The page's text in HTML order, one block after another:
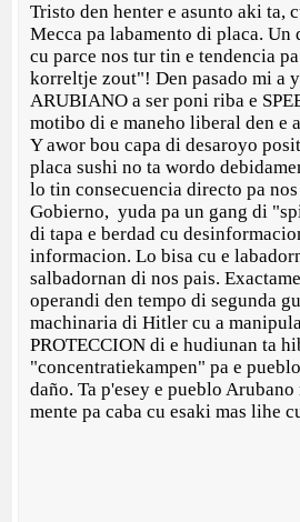
Tristo den henter e asunto aki ta,
Mecca pa labamento di placa. Un
cu parce nos tur tin e tendencia
korreltje zout"! Den pasado mi a
ARUBIANO a ser poni riba e
motibo di e maneho liberal den e
Y awor bou capa di desaroyo
placa sushi no ta wordo
lo tin consecuencia directo pa nos
Gobierno, yuda pa un gang di
di tapa e berdad cu
informacion. Lo bisa cu e
salbadornan di nos pais.
operandi den tempo di segunda
machinaria di Hitler cu a
PROTECCION di e hudiunan ta
"concentratiekampen" pa e
daño. Ta p'esey e pueblo
mente pa caba cu esaki mas lihe